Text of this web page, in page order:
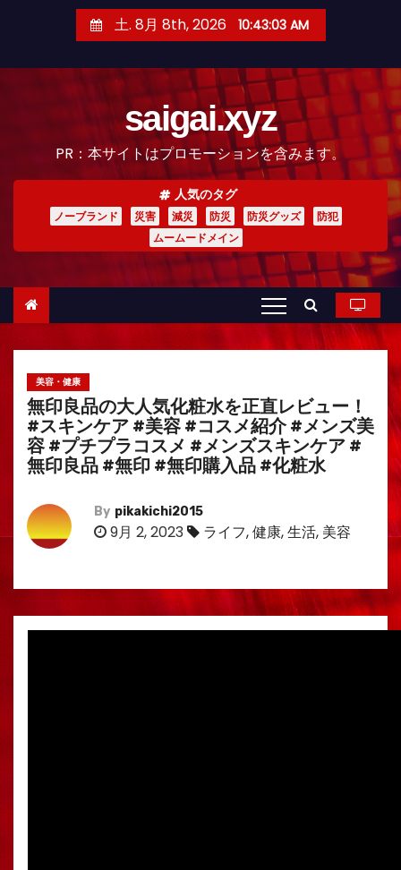
土. 8月 8th, 2026 10:43:05 AM
saigai.xyz
PR：本サイトはプロモーションを含みます。
人気のタグ
ノーブランド 災害 減災 防災 防災グッズ
防犯
ムームードメイン
美容・健康
無印良品の大人気化粧水を正直レビュー！
#スキンケア #美容 #コスメ紹介 #メンズ美
容 #プチプラコスメ #メンズスキンケア #
無印良品 #無印 #無印購入品 #化粧水
By pikakichi2015
9月 2, 2023 ライフ,健康,生活, 美容